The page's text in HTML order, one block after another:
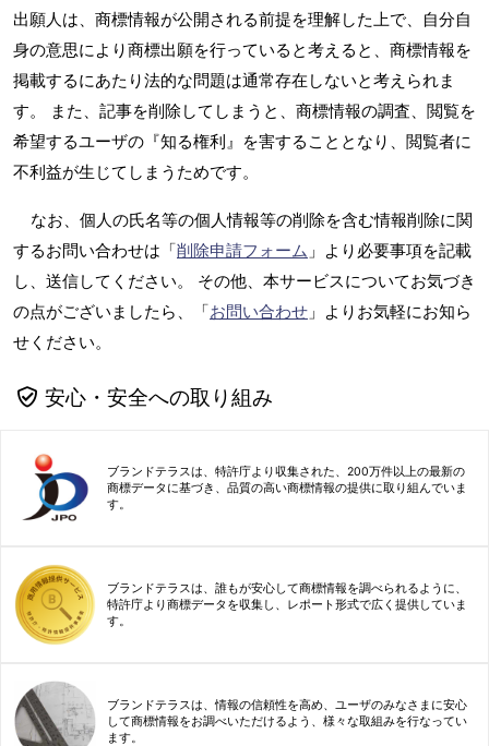
出願人は、商標情報が公開される前提を理解した上で、自分自
身の意思により商標出願を行っていると考えると、商標情報を
掲載するにあたり法的な問題は通常存在しないと考えられま
す。 また、記事を削除してしまうと、商標情報の調査、閲覧を
希望するユーザの『知る権利』を害することとなり、閲覧者に
不利益が生じてしまうためです。
なお、個人の氏名等の個人情報等の削除を含む情報削除に関
するお問い合わせは「削除申請フォーム 」より必要事項を記載
し、送信してください。 その他、本サービスについてお気づき
の点がございましたら、「お問い合わせ 」よりお気軽にお知ら
せください。
安心・安全への取り組み
ブランドテラスは、特許庁より収集された、200万件以上の最新の
商標データに基づき、品質の高い商標情報の提供に取り組んでいま
す。
ブランドテラスは、誰もが安心して商標情報を調べられるように、
特許庁より商標データを収集し、レポート形式で広く提供していま
す。
ブランドテラスは、情報の信頼性を高め、ユーザのみなさまに安心
して商標情報をお調べいただけるよう、様々な取組みを行なってい
ます。